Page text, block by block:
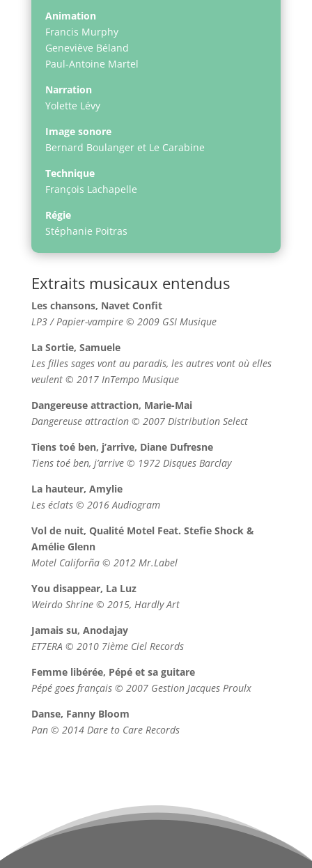
Animation
Francis Murphy
Geneviève Béland
Paul-Antoine Martel
Narration
Yolette Lévy
Image sonore
Bernard Boulanger et Le Carabine
Technique
François Lachapelle
Régie
Stéphanie Poitras
Extraits musicaux entendus
Les chansons, Navet Confit
LP3 / Papier​-​vampire © 2009 GSI Musique
La Sortie, Samuele
Les filles sages vont au paradis, les autres vont où elles
veulent © 2017 InTempo Musique
Dangereuse attraction, Marie-Mai
Dangereuse attraction © 2007 Distribution Select
Tiens toé ben, j’arrive, Diane Dufresne
Tiens toé ben, j’arrive © 1972 Disques Barclay
La hauteur, Amylie
Les éclats © 2016 Audiogram
Vol de nuit, Qualité Motel Feat. Stefie Shock &
Amélie Glenn
Motel Califorña © 2012 Mr.Label
You disappear, La Luz
Weirdo Shrine © 2015, Hardly Art
Jamais su, Anodajay
ET7ERA © 2010 7ième Ciel Records
Femme libérée, Pépé et sa guitare
Pépé goes français © 2007 Gestion Jacques Proulx
Danse, Fanny Bloom
Pan © 2014 Dare to Care Records